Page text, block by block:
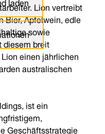
Lion vertreibt
Bier, Apfelwein, edle
sowie
diesem breit
einen jährlichen
australischen
ist ein
Geschäftsstrategie